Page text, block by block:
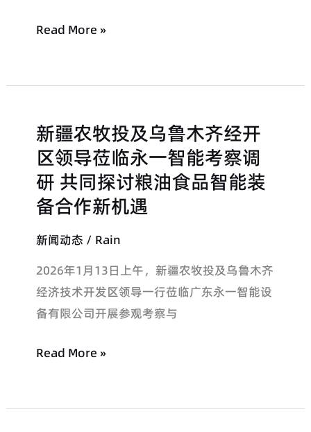
个
参
数
动
射
线
检
测
术
全
解
析
Read More »
新疆农牧投及乌鲁木齐经开
区领导莅临永一智能考察调
研 共同探讨粮油食品智能装
备合作新机遇
新闻动态 / Rain
2026年1月13日上午，新疆农牧投及乌鲁木齐
经济技术开发区领导一行莅临广东永一智能设
备有限公司开展参观考察与
新
疆
农
牧
投
及
齐
经
领
Read More »